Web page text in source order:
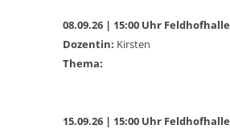
08.09.26 | 15:00 Uhr Feldhofhalle
Dozentin: Kirsten
Thema:
15.09.26 | 15:00 Uhr Feldhofhalle